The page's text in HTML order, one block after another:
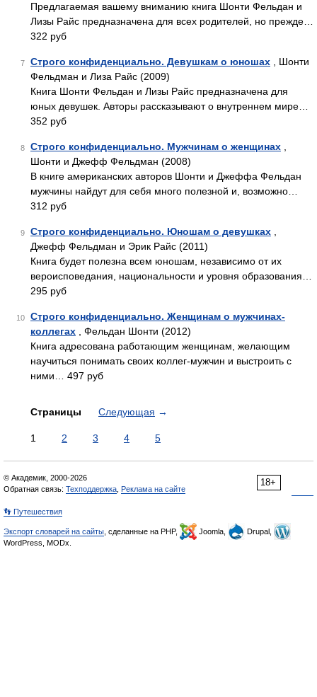
Предлагаемая вашему вниманию книга Шонти Фельдан и
Лизы Райс предназначена для всех родителей, но прежде…
322 руб
7 Строго конфиденциально. Девушкам о юношах , Шонти
Фельдман и Лиза Райс (2009)
Книга Шонти Фельдан и Лизы Райс предназначена для
юных девушек. Авторы рассказывают о внутреннем мире…
352 руб
8 Строго конфиденциально. Мужчинам о женщинах
Шонти и Джефф Фельдман (2008)
В книге американских авторов Шонти и Джеффа Фельдан
мужчины найдут для себя много полезной и, возможно…
312 руб
9 Строго конфиденциально. Юношам о девушках
Джефф Фельдман и Эрик Райс (2011)
Книга будет полезна всем юношам, независимо от их
вероисповедания, национальности и уровня образования…
295 руб
10
Строго конфиденциально. Женщинам о мужчинах-
коллегах , Фельдан Шонти (2012)
Книга адресована работающим женщинам, желающим
научиться понимать своих коллег-мужчин и выстроить с
ними… 497 руб
Страницы Следующая →
1 2 3 4 5
18+
© Академик, 2000-2026
Обратная связь: Техподдержка Реклама на сайте
👣 Путешествия
Экспорт словарей на сайты , сделанные на PHP, Joomla,
Drupal,
WordPress, MODx.